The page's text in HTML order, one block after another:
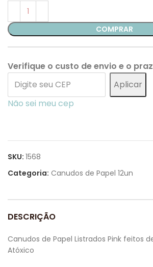
COMPRAR
Verifique o custo de envio e o
Aplicar
Não sei meu cep
SKU: 1568
Categoria: Canudos de Papel 12un
DESCRIÇÃO
Canudos de Papel Listrados Pink feitos
Atóxico